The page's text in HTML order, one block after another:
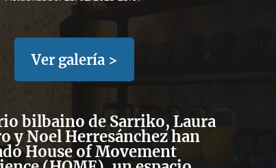
Ver galería >
bilbaino de Sarriko, Laura
y Noel Herresánchez han
House of Movement